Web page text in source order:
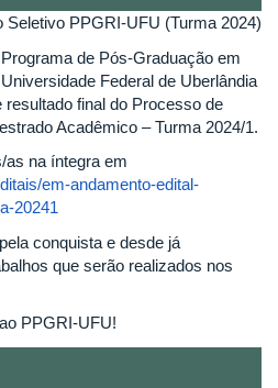
Seletivo PPGRI-UFU (Turma 2024)
de Pós-Graduação em
Federal de Uberlândia
final do Processo de
Acadêmico – Turma 2024/1.
as na íntegra em
em-andamento-edital-
20241
conquista e desde já
que serão realizados nos
PPGRI-UFU!